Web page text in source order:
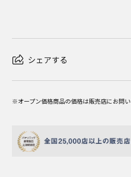
シェアする
※オープン価格商品の価格は販売店にお問い